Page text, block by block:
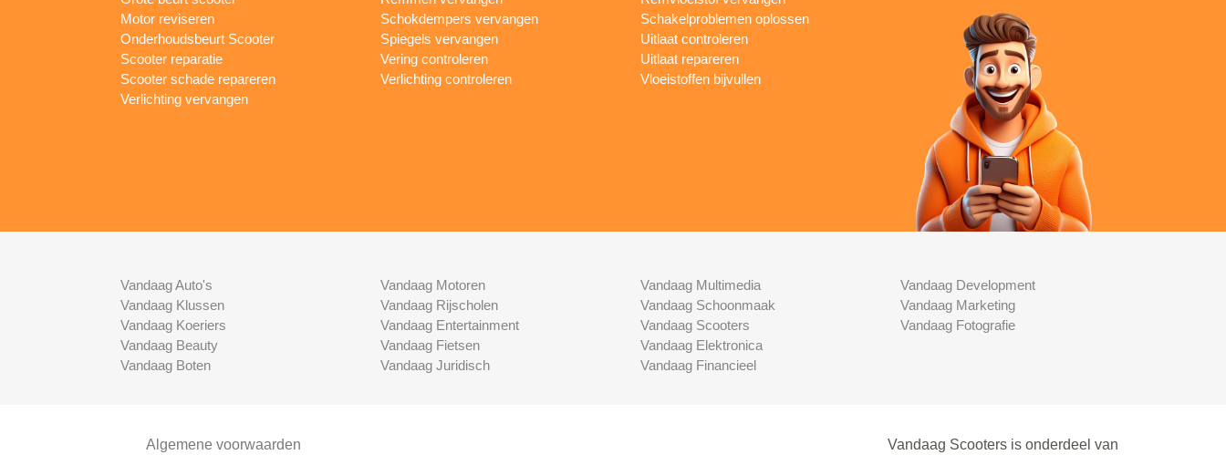
Motor reviseren
Onderhoudsbeurt Scooter
Scooter reparatie
Scooter schade repareren
Verlichting vervangen
Schokdempers vervangen
Spiegels vervangen
Vering controleren
Verlichting controleren
Schakelproblemen oplossen
Uitlaat controleren
Uitlaat repareren
Vloeistoffen bijvullen
Vandaag Auto's
Vandaag Klussen
Vandaag Koeriers
Vandaag Beauty
Vandaag Boten
Vandaag Motoren
Vandaag Rijscholen
Vandaag Entertainment
Vandaag Fietsen
Vandaag Juridisch
Vandaag Multimedia
Vandaag Schoonmaak
Vandaag Scooters
Vandaag Elektronica
Vandaag Financieel
Vandaag Development
Vandaag Marketing
Vandaag Fotografie
Algemene voorwaarden Vandaag Scooters is onderdeel van